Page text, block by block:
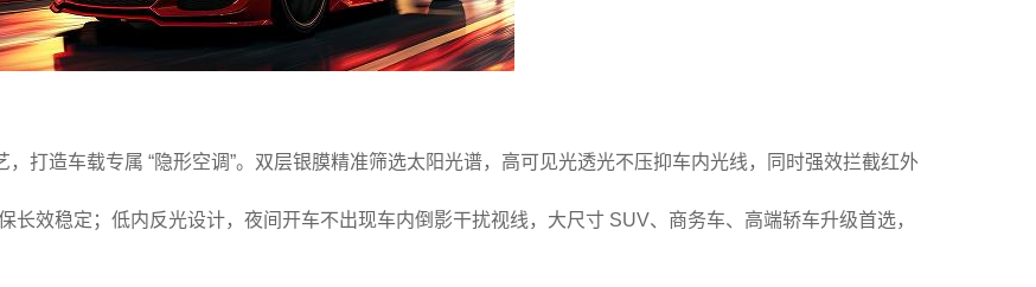
打造车载专属 “隐形空调”。双层银膜精准筛选太阳光谱，高可见光透光不压抑车内光线，同时强效拦截红外
效稳定；低内反光设计，夜间开车不出现车内倒影干扰视线，大尺寸 SUV、商务车、高端轿车升级首选，